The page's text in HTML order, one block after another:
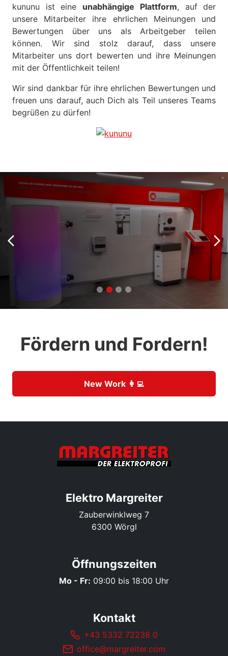
kununu ist eine unabhängige Plattform, auf der
unsere Mitarbeiter ihre ehrlichen Meinungen und
Bewertungen über uns als Arbeitgeber teilen
können. Wir sind stolz darauf, dass unsere
Mitarbeiter uns dort bewerten und ihre Meinungen
mit der Öffentlichkeit teilen!
Wir sind dankbar für ihre ehrlichen Bewertungen und
freuen uns darauf, auch Dich als Teil unseres Teams
begrüßen zu dürfen!
Fördern und Fordern!
New Work 👩‍💻
Elektro Margreiter
Zauberwinklweg 7
6300 Wörgl
Öffnungszeiten
Mo - Fr: 09:00 bis 18:00 Uhr
Kontakt
+43 5332 72238 0
office@margreiter.com